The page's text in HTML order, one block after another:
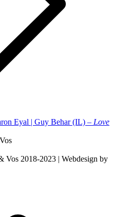
Eyal | Guy Behar (IL) – Love
Vos 2018-2023 | Webdesign by